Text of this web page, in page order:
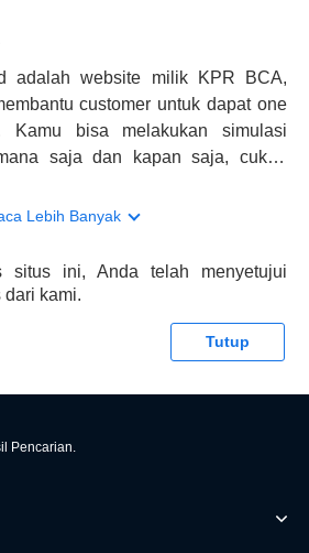
adalah website milik KPR BCA,
customer untuk dapat one
Kamu bisa melakukan simulasi
saja dan kapan saja, cukup
KPR, maka ada layanan live chat
yang berlipat, persyaratan
juga sangat mudah, kamu bisa cek
BCA hanya sebagai pihak
informasi yang rekanan
Lebih Banyak
situs ini, Anda telah menyetujui
kami.
Tutup
Pencarian.